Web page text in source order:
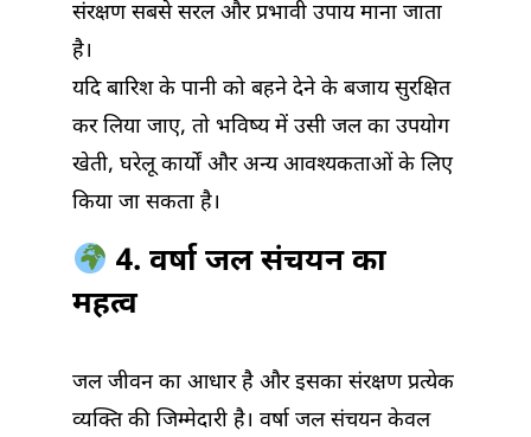
संरक्षण सबसे सरल और प्रभावी उपाय माना जाता
है।
यदि बारिश के पानी को बहने देने के बजाय सुरक्षित
कर लिया जाए, तो भविष्य में उसी जल का उपयोग
खेती, घरेलू कार्यों और अन्य आवश्यकताओं के लिए
किया जा सकता है।
4. वर्षा जल संचयन का
महत्व
जल जीवन का आधार है और इसका संरक्षण प्रत्येक
व्यक्ति की जिम्मेदारी है। वर्षा जल संचयन केवल